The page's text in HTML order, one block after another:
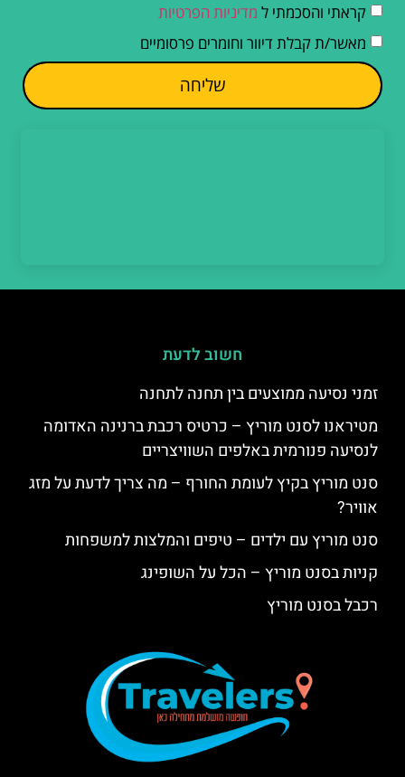
קראתי והסכמתי ל מדיניות הפרטיות
מאשר/ת קבלת דיוור וחומרים פרסומיים
שליחה
חשוב לדעת
זמני נסיעה ממוצעים בין תחנה לתחנה
מטיראנו לסנט מוריץ – כרטיס רכבת ברנינה האדומה
לנסיעה פנורמית באלפים השוויצריים
סנט מוריץ בקיץ לעומת החורף – מה צריך לדעת על מזג
אוויר?
סנט מוריץ עם ילדים – טיפים והמלצות למשפחות
קניות בסנט מוריץ – הכל על השופינג
רכבל בסנט מוריץ